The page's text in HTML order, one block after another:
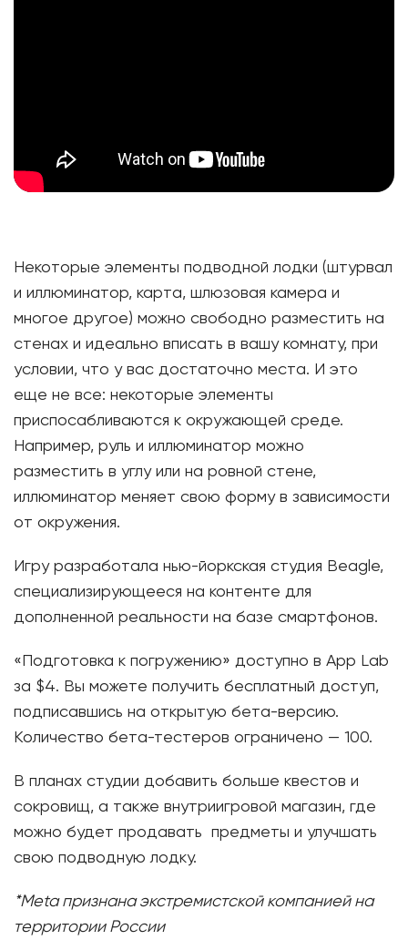
Некоторые элементы подводной лодки (штурвал
и иллюминатор, карта, шлюзовая камера и
многое другое) можно свободно разместить на
стенах и идеально вписать в вашу комнату, при
условии, что у вас достаточно места. И это
еще не все: некоторые элементы
приспосабливаются к окружающей среде.
Например, руль и иллюминатор можно
разместить в углу или на ровной стене,
иллюминатор меняет свою форму в зависимости
от окружения.
Игру разработала нью-йоркская студия Beagle,
специализирующееся на контенте для
дополненной реальности на базе смартфонов.
«Подготовка к погружению» доступно в App Lab
за $4. Вы можете получить бесплатный доступ,
подписавшись на открытую бета-версию.
Количество бета-тестеров ограничено — 100.
В планах студии добавить больше квестов и
сокровищ, а также внутриигровой магазин, где
можно будет продавать предметы и улучшать
свою подводную лодку.
*Meta признана экстремистской компанией на
территории России